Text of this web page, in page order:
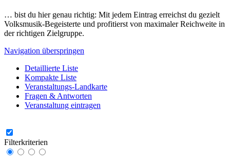
… bist du hier genau richtig: Mit jedem Eintrag erreichst du gezielt
Volksmusik-Begeisterte und profitierst von maximaler Reichweite in
der richtigen Zielgruppe.
Navigation überspringen
Detaillierte Liste
Kompakte Liste
Veranstaltungs-Landkarte
Fragen & Antworten
Veranstaltung eintragen
Filterkriterien